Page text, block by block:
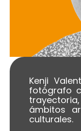
Kenji
fotógrafo
ámbitos
culturales.